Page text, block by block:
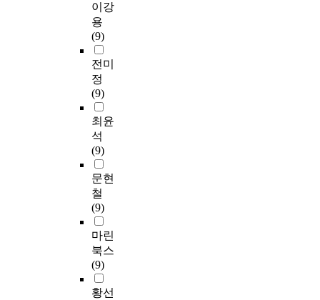
이강
용
(9)
전미
정
(9)
최윤
석
(9)
문현
철
(9)
마린
북스
(9)
황선